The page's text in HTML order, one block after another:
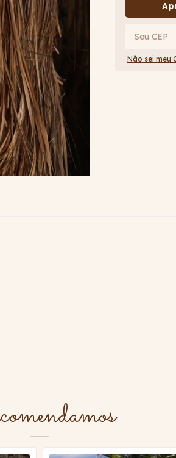
Não sei meu